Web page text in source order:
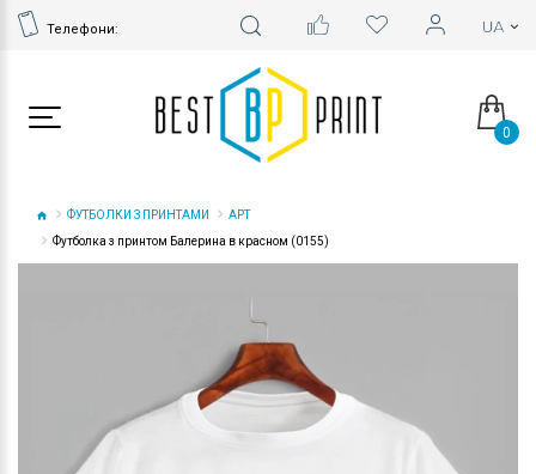
Телефони:
0
ФУТБОЛКИ З ПРИНТАМИ
АРТ
Футболка з принтом Балерина в красном (0155)